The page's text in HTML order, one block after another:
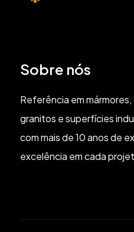
Sobre nós
Referência em
granitos e superfícies
com mais de 10 anos de
excelência em cada